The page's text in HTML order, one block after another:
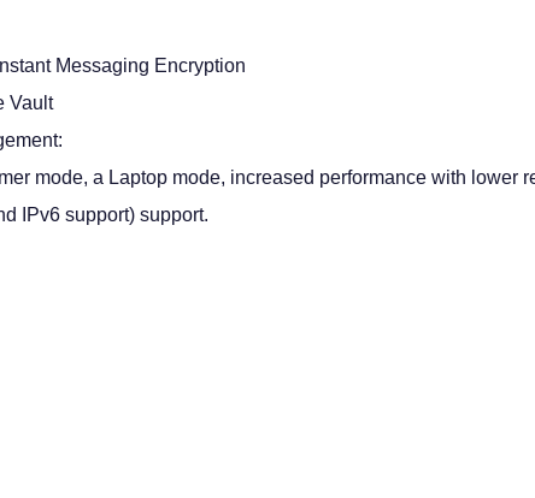
Messaging Encryption
Vault
mode, a Laptop mode, increased performance with lower
IPv6 support) support.